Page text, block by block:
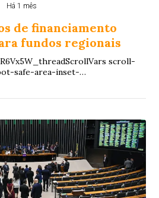
Há 1 mês
de financiamento
fundos regionais
scroll-
safe-area-inset-